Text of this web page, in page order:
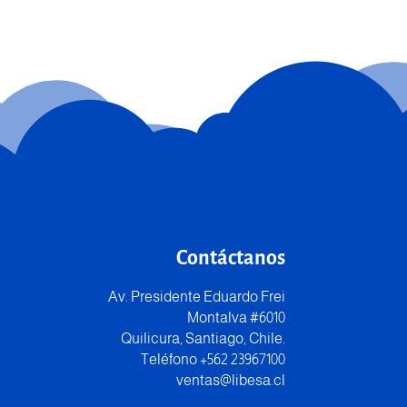
Contáctanos
Av. Presidente Eduardo Frei
Montalva #6010
Quilicura, Santiago, Chile.
Teléfono +562 23967100
ventas@libesa.cl